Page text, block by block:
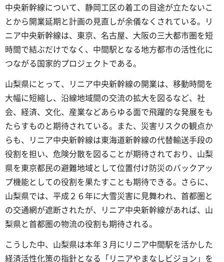
中央新幹線について、静岡工区の着工の目途が立たないこ
とから開業延期と計画の見直しが余儀なくされている。リ
ニア中央新幹線は、東京、名古屋、大阪の三大都市圏を短
時間で結ぶだけでなく、中間駅となる地方都市の活性化に
つながる国家的プロジェクトである。
山梨県にとって、リニア中央新幹線の開業は、移動時間を
大幅に短縮し、沿線地域間の交流の拡大を図るなど、社
会、経済、文化、産業などあらゆる面で飛躍的な発展をも
たらすものと期待されている。また、災害リスクの観点か
らも、リニア中央新幹線は東海道新幹線の代替輸送手段の
役割を担い、危険分散を図ることが期待されており、山梨
県を東京都民の避難地域として位置付け防災のバックアッ
プ機能としての役割を果たすことも期待できる。さらに、
山梨県では、平成２６年に大雪災害に見舞われ、首都圏と
の交通網が遮断されたが、リニア中央新幹線があれば、山
梨県と首都圏の物流の役割も期待される。
こうした中、山梨県は本年３月にリニア中間駅を活かした
経済活性化策の指針となる「リニアやまなしビジョン」を